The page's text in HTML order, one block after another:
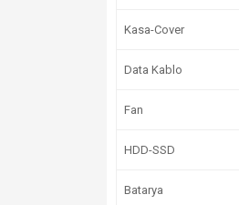
Kasa-Cover
Data Kablo
Fan
HDD-SSD
Batarya